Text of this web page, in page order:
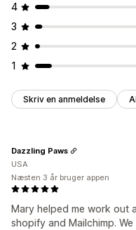
4
3
2
1
Skriv en anmeldelse
Mary helped me work out
shopify and Mailchimp.
Dazzling Paws
USA
Næsten 3 år bruger appen